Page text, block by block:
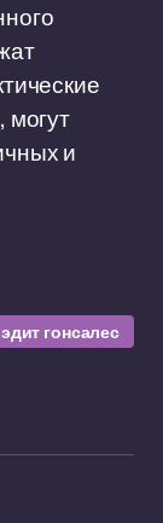
могут
и
эдит гонсалес